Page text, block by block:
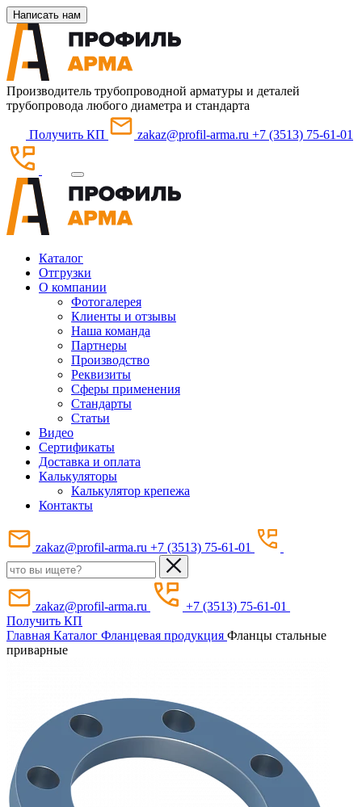
Написать нам
Производитель трубопроводной арматуры и деталей
трубопровода любого диаметра и стандарта
Получить КП zakaz@profil-arma.ru +7 (3513) 75-61-01
Каталог
Отгрузки
О компании
Фотогалерея
Клиенты и отзывы
Наша команда
Партнеры
Производство
Реквизиты
Сферы применения
Стандарты
Статьи
Видео
Сертификаты
Доставка и оплата
Калькуляторы
Калькулятор крепежа
Контакты
zakaz@profil-arma.ru +7 (3513) 75-61-01
zakaz@profil-arma.ru
+7 (3513) 75-61-01
Получить КП
Главная Каталог Фланцевая продукция Фланцы стальные
приварные